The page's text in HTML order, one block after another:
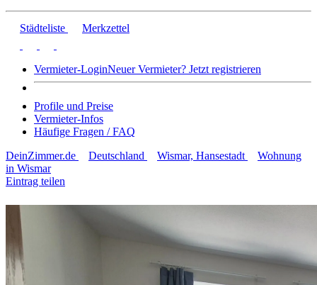
Städteliste Merkzettel
Vermieter-LoginNeuer Vermieter? Jetzt registrieren
Profile und Preise
Vermieter-Infos
Häufige Fragen / FAQ
DeinZimmer.de
Deutschland Wismar, Hansestadt
Wohnung
in Wismar
Eintrag teilen